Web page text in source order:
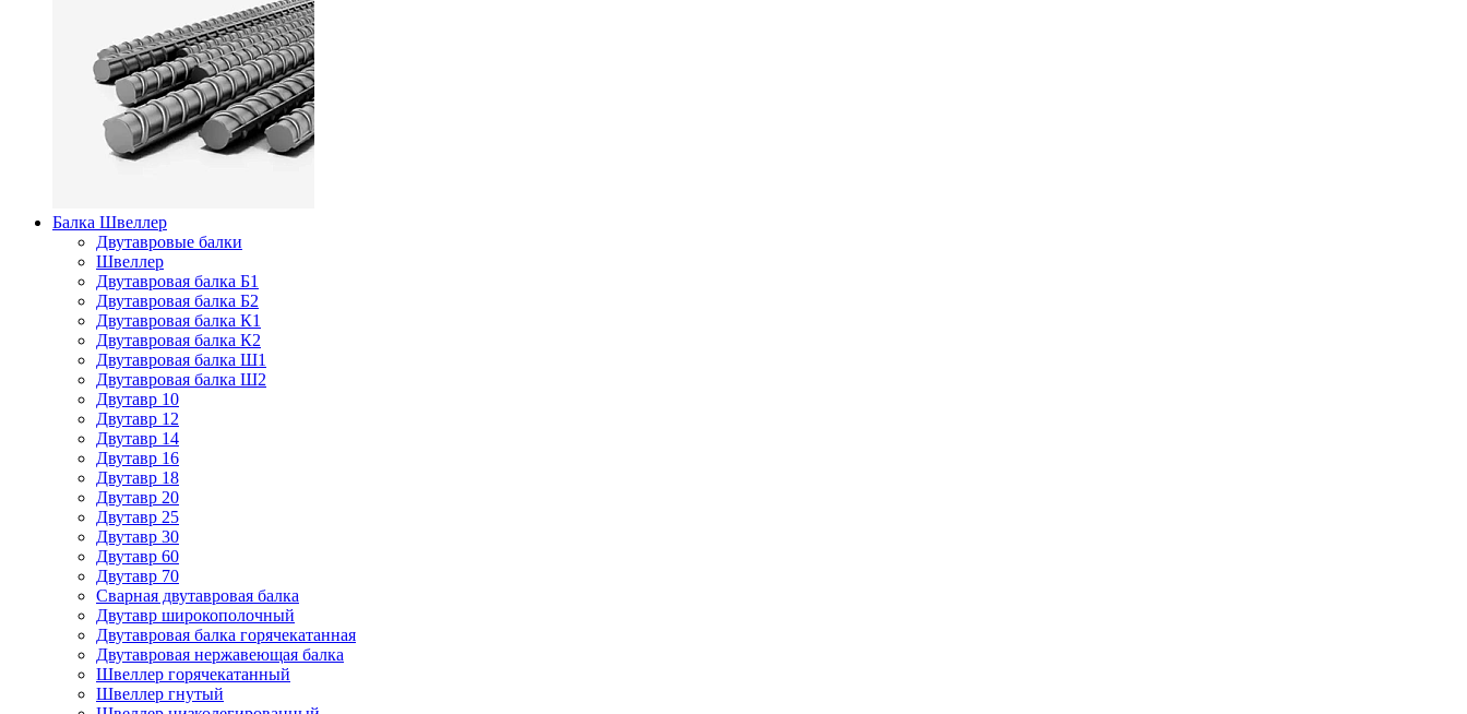
Балка Швеллер
Двутавровые балки
Швеллер
Двутавровая балка Б1
Двутавровая балка Б2
Двутавровая балка К1
Двутавровая балка К2
Двутавровая балка Ш1
Двутавровая балка Ш2
Двутавр 10
Двутавр 12
Двутавр 14
Двутавр 16
Двутавр 18
Двутавр 20
Двутавр 25
Двутавр 30
Двутавр 60
Двутавр 70
Сварная двутавровая балка
Двутавр широкополочный
Двутавровая балка горячекатанная
Двутавровая нержавеющая балка
Швеллер горячекатанный
Швеллер гнутый